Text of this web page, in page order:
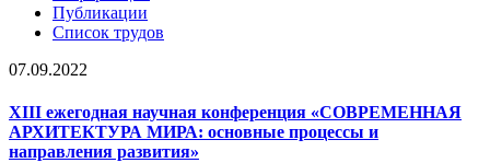
Публикации
Список трудов
07.09.2022
XIII ежегодная научная конференция «СОВРЕМЕННАЯ
АРХИТЕКТУРА МИРА: основные процессы и
направления развития»